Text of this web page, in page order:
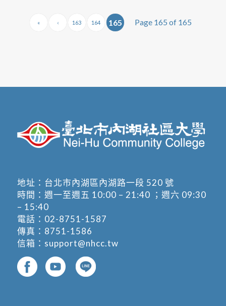
Page 165 of 165
« ‹ 163 164 165
地址： 台北市內湖區內湖路一段 520 號
時間：週一至週五 10:00 – 21:40 ；週六 09:30
– 15:40
電話： 02-8751-1587
傳真：8751-1586
信箱： support@nhcc.tw